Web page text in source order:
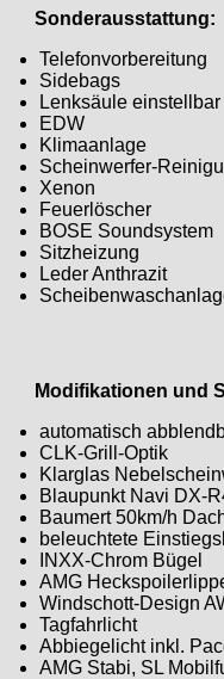
Telefonvorbereitung
Sidebags
Lenksäule einstellbar
EDW
Klimaanlage
Scheinwerfer-
Xenon
Feuerlöscher
BOSE Soundsystem
Sitzheizung
Leder Anthrazit
und
automatisch
CLK-Grill-Optik
Klarglas
Blaupunkt Navi DX-
Baumert 50km/h
beleuchtete
INXX-Chrom Bügel
AMG
Windschott-Design
Tagfahrlicht
Abbiegelicht inkl.
AMG Stabi, SL